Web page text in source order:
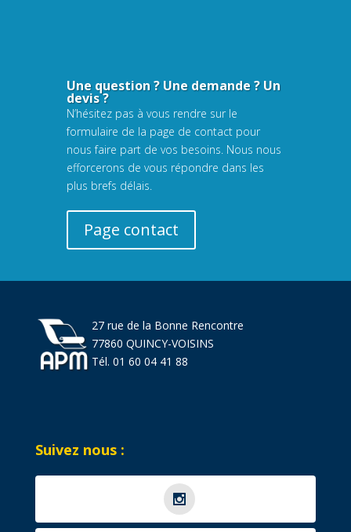
Une question ? Une demande ? Un
devis ?
N’hésitez pas à vous rendre sur le
formulaire de la page de contact pour
nous faire part de vos besoins. Nous nous
efforcerons de vous répondre dans les
plus brefs délais.
Page contact
27 rue de la Bonne Rencontre
77860 QUINCY-VOISINS
Tél. 01 60 04 41 88
Suivez nous :